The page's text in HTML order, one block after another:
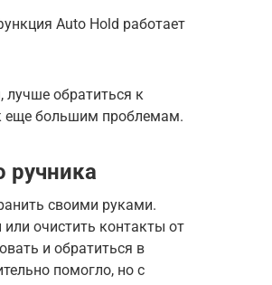
Auto Hold работает
лучше обратиться к
еще большим проблемам.
ручника
своими руками.
очистить контакты от
и обратиться в
помогло, но с